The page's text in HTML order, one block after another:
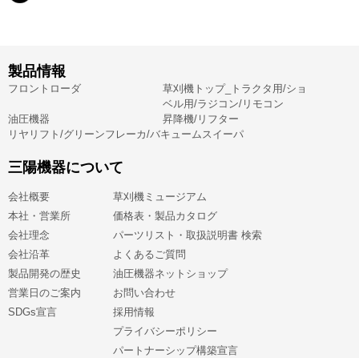
製品情報
フロントローダ
草刈機トップ_トラクタ用/ショ
ベル用/ラジコン/リモコン
油圧機器
昇降機/リフター
リヤリフト/グリーンフレーカ/バキュームスイーパ
三陽機器について
会社概要
本社・営業所
会社理念
会社沿革
製品開発の歴史
営業日のご案内
SDGs宣言
草刈機ミュージアム
価格表・製品カタログ
パーツリスト・取扱説明書 検索
よくあるご質問
油圧機器ネットショップ
お問い合わせ
採用情報
プライバシーポリシー
パートナーシップ構築宣言